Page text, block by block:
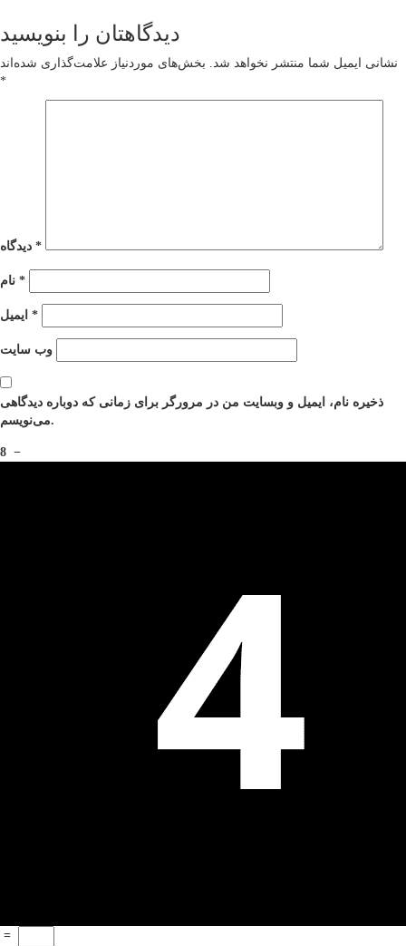
دیدگاهتان را بنویسید
نشانی ایمیل شما منتشر نخواهد شد.
بخش‌های موردنیاز علامت‌گذاری شده‌اند
*
*
*
*
وب‌ سایت
ذخیره نام، ایمیل و وبسایت من در مرورگر برای زمانی که دوباره دیدگاهی
می‌نویسم.
8 −
=